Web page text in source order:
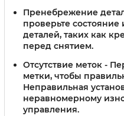
Пренебрежение
проверьте состояние
деталей, таких как
перед снятием.
Отсутствие меток -
метки, чтобы
Неправильная
неравномерному
управления.